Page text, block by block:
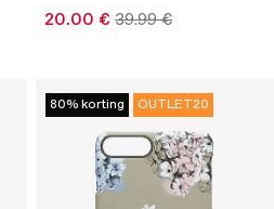
20.00 € 39.99 €
80% korting OUTLET20